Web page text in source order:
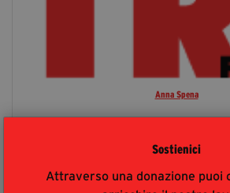
Sostienici
Attraverso una donazione puoi
Anna Spena